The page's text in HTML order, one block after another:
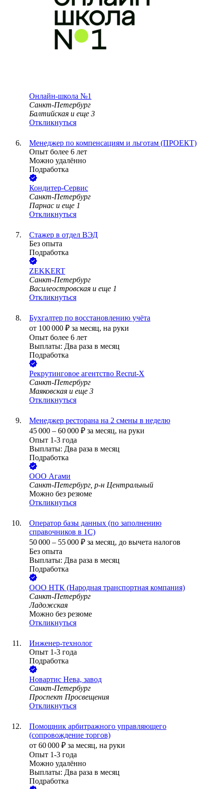
Онлайн-школа №1
Санкт-Петербург
Балтийская и еще 3
Откликнуться
Менеджер по компенсациям и льготам (ПРОЕКТ)
Опыт более 6 лет
Можно удалённо
Подработка
Кондитер-Сервис
Санкт-Петербург
Парнас и еще 1
Откликнуться
Стажер в отдел ВЭД
Без опыта
Подработка
ZEKKERT
Санкт-Петербург
Василеостровская и еще 1
Откликнуться
Бухгалтер по восстановлению учёта
от 100 000 ₽ за месяц, на руки
Опыт более 6 лет
Выплаты: Два раза в месяц
Подработка
Рекрутинговое агентство Recrut-X
Санкт-Петербург
Маяковская и еще 3
Откликнуться
Менеджер ресторана на 2 смены в неделю
45 000 – 60 000 ₽ за месяц, на руки
Опыт 1-3 года
Выплаты: Два раза в месяц
Подработка
ООО Агами
Санкт-Петербург, р-н Центральный
Можно без резюме
Откликнуться
Оператор базы данных (по заполнению
справочников в 1С)
50 000 – 55 000 ₽ за месяц, до вычета налогов
Без опыта
Выплаты: Два раза в месяц
Подработка
ООО НТК (Народная транспортная компания)
Санкт-Петербург
Ладожская
Можно без резюме
Откликнуться
Инженер-технолог
Опыт 1-3 года
Подработка
Новартис Нева, завод
Санкт-Петербург
Проспект Просвещения
Откликнуться
Помощник арбитражного управляющего
(сопровождение торгов)
от 60 000 ₽ за месяц, на руки
Опыт 1-3 года
Можно удалённо
Выплаты: Два раза в месяц
Подработка